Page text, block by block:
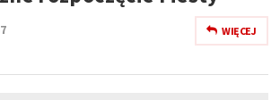
WIĘCEJ